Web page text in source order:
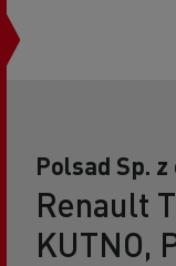
Polsad Sp.
Renault
KUTNO,